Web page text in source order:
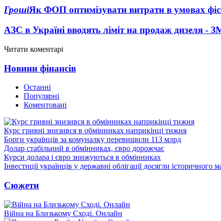
ГрошіЯк ФОП оптимізувати витрати в умовах
АЗС в Україні вводять ліміт на продаж дизеля -
Читати коментарі
Новини фінансів
Останні
Популярні
Коментовані
Курс гривні знизився в обмінниках наприкінці тижня
Борги українців за комуналку перевищили 113 млрд
Долар стабільний в обмінниках, євро дорожчає
Курси долара і євро знижуються в обмінниках
Інвестиції українців у державні облігації досягли історичного
Сюжети
Війна на Близькому Сході. Онлайн